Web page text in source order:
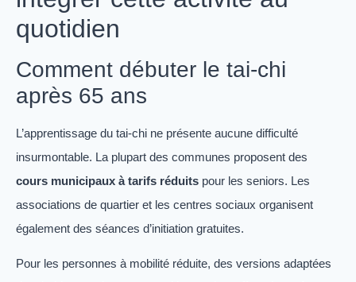
quotidien
Comment débuter le tai-chi
après 65 ans
L’apprentissage du tai-chi ne présente aucune difficulté
insurmontable. La plupart des communes proposent des
cours municipaux à tarifs réduits pour les seniors. Les
associations de quartier et les centres sociaux organisent
également des séances d’initiation gratuites.
Pour les personnes à mobilité réduite, des versions adaptées